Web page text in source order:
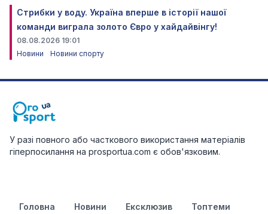
Стрибки у воду. Україна вперше в історії нашої
команди виграла золото Євро у хайдайвінгу!
08.08.2026 19:01
Новини
Новини спорту
У разі повного або часткового використання матеріалів
гіперпосилання на prosportua.com є обов'язковим.
Головна Новини Ексклюзив Топтеми